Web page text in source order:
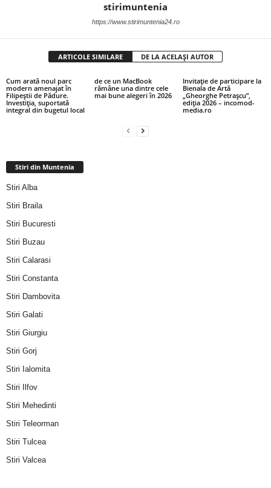
stirimuntenia
https://www.stirimuntenia24.ro
ARTICOLE SIMILARE DE LA ACELAȘI AUTOR
Cum arată noul parc
modern amenajat în
Filipeștii de Pădure.
Investiția, suportată
integral din bugetul local
de ce un MacBook
rămâne una dintre cele
mai bune alegeri în 2026
Invitație de participare la
Bienala de Artă
„Gheorghe Petrașcu”,
ediția 2026 – incomod-
media.ro
Stiri din Muntenia
Stiri Alba
Stiri Braila
Stiri Bucuresti
Stiri Buzau
Stiri Calarasi
Stiri Constanta
Stiri Dambovita
Stiri Galati
Stiri Giurgiu
Stiri Gorj
Stiri Ialomita
Stiri Ilfov
Stiri Mehedinti
Stiri Teleorman
Stiri Tulcea
Stiri Valcea